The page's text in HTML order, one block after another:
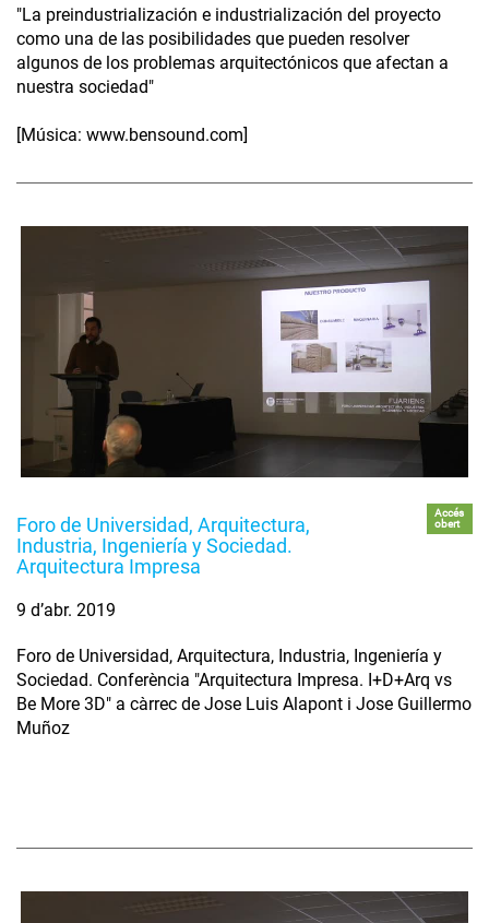
"La preindustrialización e industrialización del proyecto
como una de las posibilidades que pueden resolver
algunos de los problemas arquitectónicos que afectan a
nuestra sociedad"
[Música: www.bensound.com]
Foro de Universidad, Arquitectura,
Industria, Ingeniería y Sociedad.
Arquitectura Impresa
Accés
obert
9 d’abr. 2019
Foro de Universidad, Arquitectura, Industria, Ingeniería y
Sociedad. Conferència "Arquitectura Impresa. I+D+Arq vs
Be More 3D" a càrrec de Jose Luis Alapont i Jose Guillermo
Muñoz